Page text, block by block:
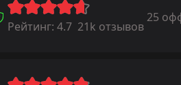
Рейтинг: 4.7 21k отзывов
25